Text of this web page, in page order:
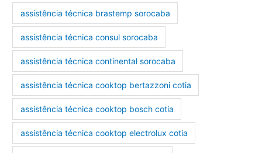
assistência técnica brastemp sorocaba
assistência técnica consul sorocaba
assistência técnica continental sorocaba
assistência técnica cooktop bertazzoni cotia
assistência técnica cooktop bosch cotia
assistência técnica cooktop electrolux cotia